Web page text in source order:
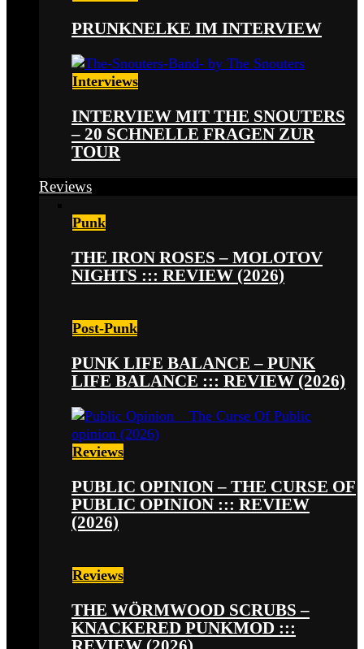
PRUNKNELKE IM INTERVIEW
Interviews
INTERVIEW MIT THE SNOUTERS
– 20 SCHNELLE FRAGEN ZUR
TOUR
Reviews
Punk
THE IRON ROSES – MOLOTOV
NIGHTS ::: REVIEW (2026)
Post-Punk
PUNK LIFE BALANCE – PUNK
LIFE BALANCE ::: REVIEW (2026)
Reviews
PUBLIC OPINION – THE CURSE OF
PUBLIC OPINION ::: REVIEW
(2026)
Reviews
THE WÖRMWOOD SCRUBS –
KNACKERED PUNKMOD :::